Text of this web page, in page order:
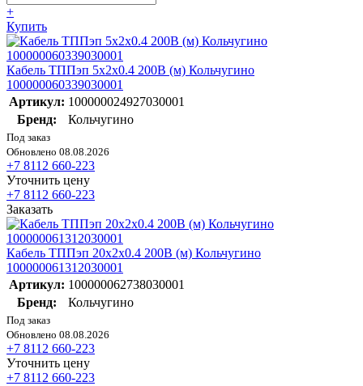
+
Купить
Кабель ТППэп 5х2х0.4 200В (м) Кольчугино
100000060339030001
Артикул: 100000024927030001
Бренд:
Кольчугино
Под заказ
Обновлено 08.08.2026
+7 8112 660-223
Уточнить цену
+7 8112 660-223
Заказать
Кабель ТППэп 20х2х0.4 200В (м) Кольчугино
100000061312030001
Артикул: 100000062738030001
Бренд:
Кольчугино
Под заказ
Обновлено 08.08.2026
+7 8112 660-223
Уточнить цену
+7 8112 660-223